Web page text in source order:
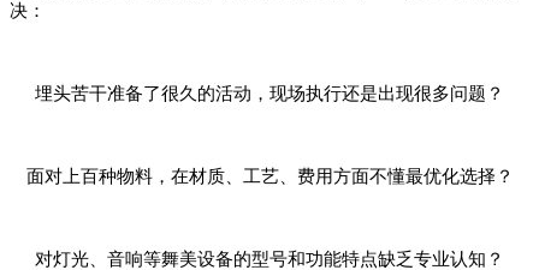
决：
埋头苦干准备了很久的活动，现场执行还是出现很多问题？
面对上百种物料，在材质、工艺、费用方面不懂最优化选择？
对灯光、音响等舞美设备的型号和功能特点缺乏专业认知？